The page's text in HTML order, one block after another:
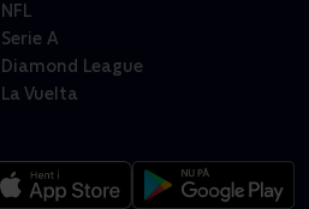
NFL
Serie A
Diamond League
La Vuelta